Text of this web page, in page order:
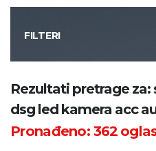
FILTERI
Kategorija
Županija
Rezultati pretrage
dsg led kamera acc
Pronađeno:362